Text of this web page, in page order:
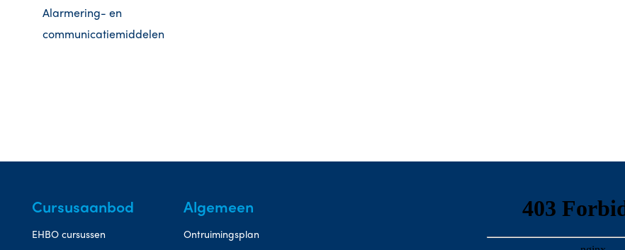
Alarmering- en
communicatiemiddelen
Cursusaanbod
EHBO cursussen
Algemeen
Ontruimingsplan